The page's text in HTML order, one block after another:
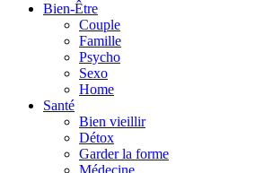
Bien-Être
Couple
Famille
Psycho
Sexo
Home
Santé
Bien vieillir
Détox
Garder la forme
Médecine